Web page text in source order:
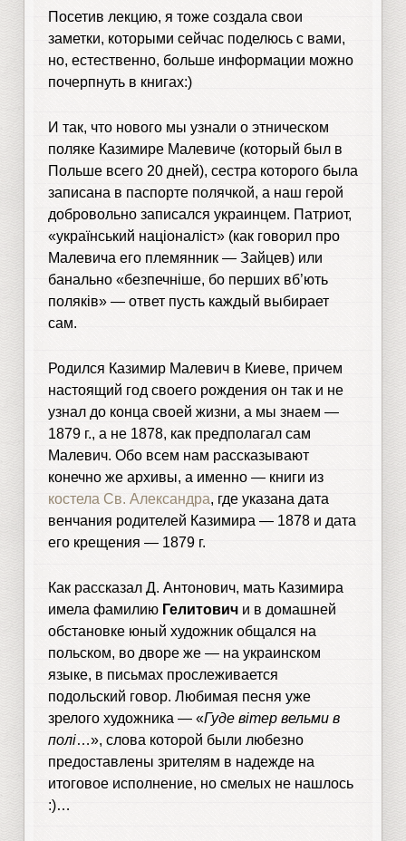
Посетив лекцию, я тоже создала свои
заметки, которыми сейчас поделюсь с вами,
но, естественно, больше информации можно
почерпнуть в книгах:)
И так, что нового мы узнали о этническом
поляке Казимире Малевиче (который был в
Польше всего 20 дней), сестра которого была
записана в паспорте полячкой, а наш герой
добровольно записался украинцем. Патриот,
«український націоналіст» (как говорил про
Малевича его племянник — Зайцев) или
банально «безпечніше, бо перших вб’ють
поляків» — ответ пусть каждый выбирает
сам.
Родился Казимир Малевич в Киеве, причем
настоящий год своего рождения он так и не
узнал до конца своей жизни, а мы знаем —
1879 г., а не 1878, как предполагал сам
Малевич. Обо всем нам рассказывают
конечно же архивы, а именно — книги из
костела Св. Александра, где указана дата
венчания родителей Казимира — 1878 и дата
его крещения — 1879 г.
Как рассказал Д. Антонович, мать Казимира
имела фамилию Гелитовичи в домашней
обстановке юный художник общался на
польском, во дворе же — на украинском
языке, в письмах прослеживается
подольский говор. Любимая песня уже
зрелого художника — «Гуде вітер вельми в
полі…», слова которой были любезно
предоставлены зрителям в надежде на
итоговое исполнение, но смелых не нашлось
:)…